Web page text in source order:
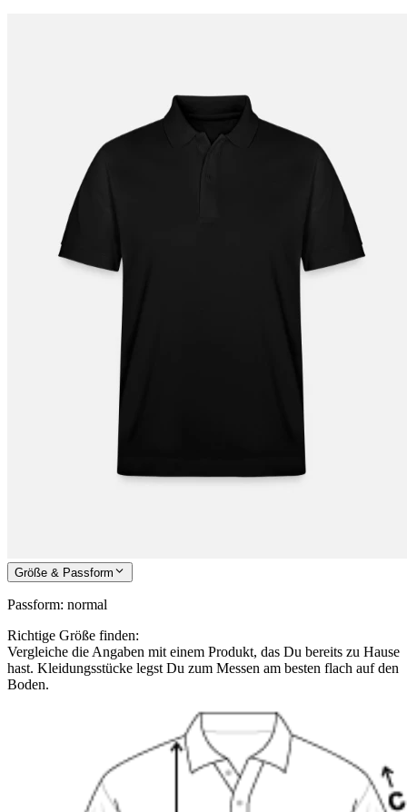
Größe & Passform
Passform: normal
Richtige Größe finden:
Vergleiche die Angaben mit einem Produkt, das Du bereits zu Hause
hast. Kleidungsstücke legst Du zum Messen am besten flach auf den
Boden.